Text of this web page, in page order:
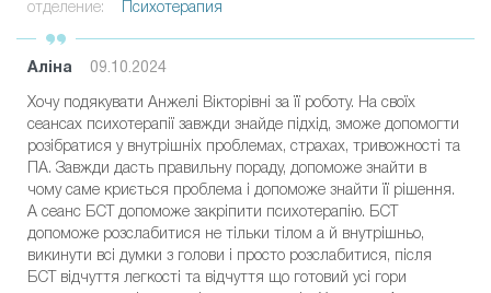
отделение: Психотерапия
Аліна 09.10.2024
Хочу подякувати Анжелі Вікторівні за її роботу. На своїх
сеансах психотерапії завжди знайде підхід, зможе допомогти
розібратися у внутрішніх проблемах, страхах, тривожності та
ПА. Завжди дасть правильну пораду, допоможе знайти в
чому саме криється проблема і допоможе знайти її рішення.
А сеанс БСТ допоможе закріпити психотерапію. БСТ
допоможе розслабитися не тільки тілом а й внутрішньо,
викинути всі думки з голови і просто розслабитися, після
БСТ відчуття легкості та відчуття що готовий усі гори